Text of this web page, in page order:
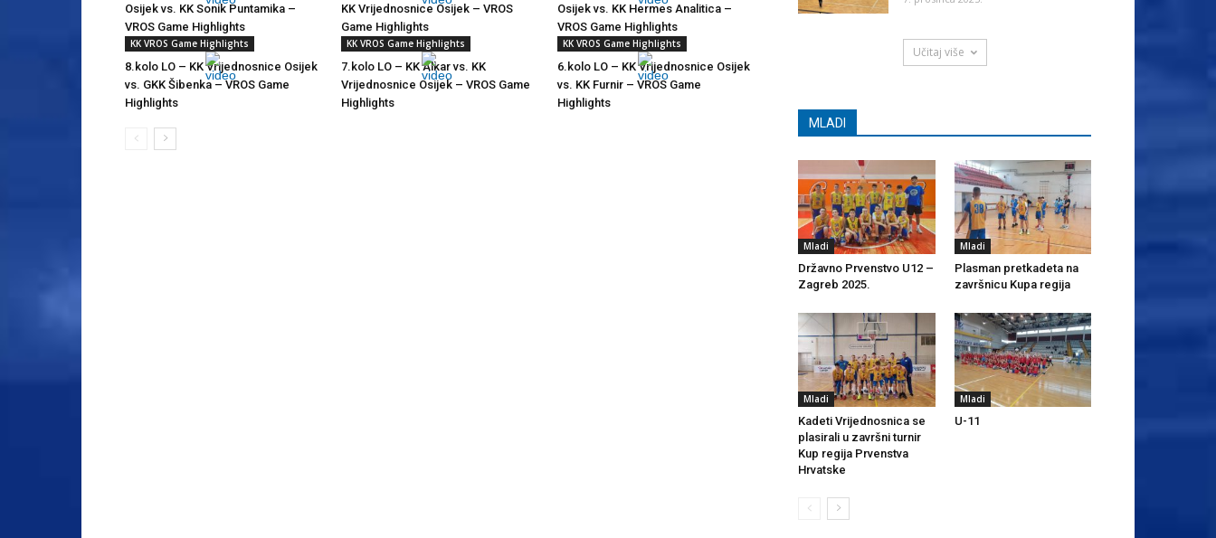
Osijek vs. KK Sonik Puntamika –
VROS Game Highlights
KK Vrijednosnice Osijek – VROS
Game Highlights
Osijek vs. KK Hermes Analitica –
VROS Game Highlights
KK VROS Game Highlights
8.kolo LO – KK Vrijednosnice Osijek
vs. GKK Šibenka – VROS Game
Highlights
KK VROS Game Highlights
7.kolo LO – KK Alkar vs. KK
Vrijednosnice Osijek – VROS Game
Highlights
KK VROS Game Highlights
6.kolo LO – KK Vrijednosnice Osijek
vs. KK Furnir – VROS Game
Highlights
Učitaj više
MLADI
Mladi
Državno Prvenstvo U12 –
Zagreb 2025.
Mladi
Plasman pretkadeta na
završnicu Kupa regija
Mladi
Kadeti Vrijednosnica se
plasirali u završni turnir
Kup regija Prvenstva
Hrvatske
Mladi
U-11